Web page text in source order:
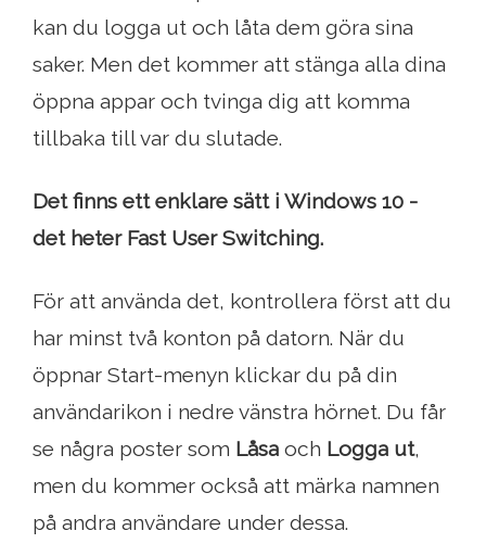
kan du logga ut och låta dem göra sina
saker. Men det kommer att stänga alla dina
öppna appar och tvinga dig att komma
tillbaka till var du slutade.
Det finns ett enklare sätt i Windows 10 -
det heter Fast User Switching.
För att använda det, kontrollera först att du
har minst två konton på datorn. När du
öppnar Start-menyn klickar du på din
användarikon i nedre vänstra hörnet. Du får
se några poster som Låsa och Logga ut,
men du kommer också att märka namnen
på andra användare under dessa.